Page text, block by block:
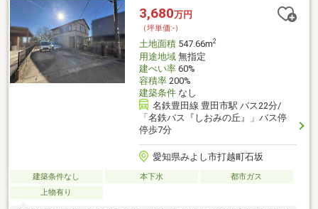
だけＯＫ！フリードリンクを飲みながらゆっくり相談できます。
3,680万円
（坪単価:-）
土地面積547.66m2
用途地域無指定
建ぺい率60%
容積率200%
建築条件なし
名鉄豊田線 豊田市駅 バス22分/
「名鉄バス『しおみの丘』」バス停
停歩7分
愛知県みよし市打越町石坂
建築条件なし 本下水
都市ガス
上物有り